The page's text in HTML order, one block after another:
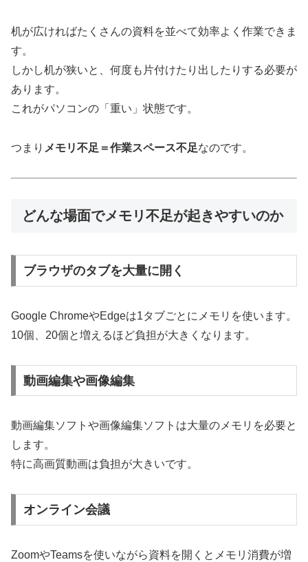
机が広ければたくさんの資料を並べて効率よく作業できま
す。
しかし机が狭いと、何度も片付けたり出したりする必要が
あります。
これがパソコンの「重い」状態です。
つまり メモリ不足＝作業スペース不足なのです。
どんな場面でメモリ不足が起きやすいのか
ブラウザのタブを大量に開く
Google ChromeやEdgeは1タブごとにメモリを使います。
10個、20個と増えるほど負担が大きくなります。
動画編集や画像編集
動画編集ソフトや画像編集ソフトは大量のメモリを必要と
します。
特に高画質動画は負担が大きいです。
オンライン会議
ZoomやTeamsを使いながら資料を開くとメモリ消費が増